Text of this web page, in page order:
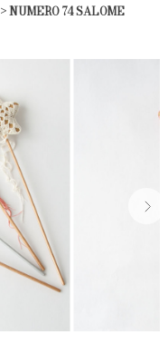
> NUMERO 74 SALOME